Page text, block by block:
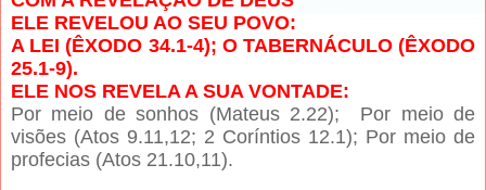
ELE REVELOU AO SEU POVO:
A LEI (ÊXODO 34.1-4); O TABERNÁCULO (ÊXODO
25.1-9).
ELE NOS REVELA A SUA VONTADE:
Por meio de sonhos (Mateus 2.22); Por meio de
visões (Atos 9.11,12; 2 Coríntios 12.1); Por meio de
profecias (Atos 21.10,11).